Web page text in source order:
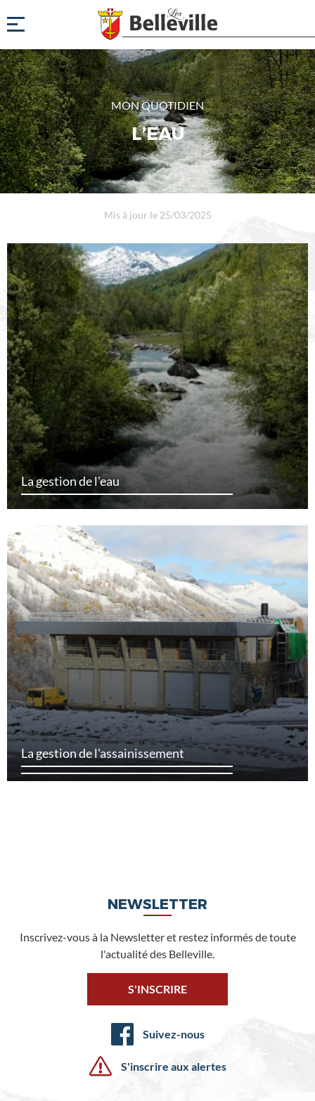
MON QUOTIDIEN
L’EAU
Mis à jour le 25/03/2025
La gestion de l'eau
La gestion de l'assainissement
NEWSLETTER
Inscrivez-vous à la Newsletter et restez informés de toute
l'actualité des Belleville.
S'INSCRIRE
Suivez-nous
S'inscrire aux alertes